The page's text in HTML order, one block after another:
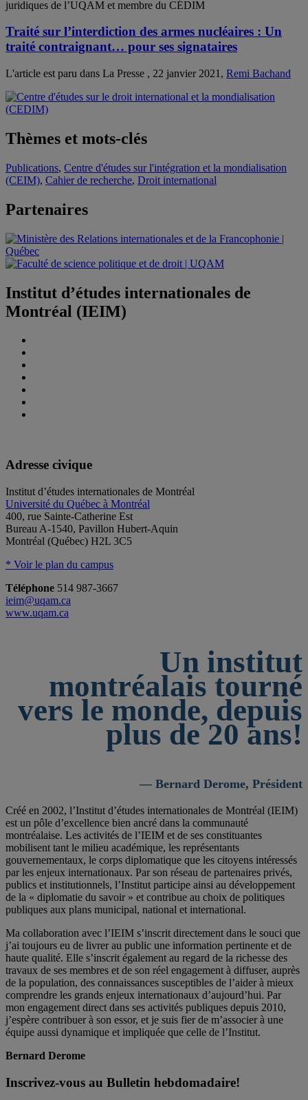
juridiques de l’UQAM et membre du CÉDIM
Traité sur l’interdiction des armes nucléaires : Un
traité contraignant… pour ses signataires
L'article est paru dans La Presse , 22 janvier 2021, Remi Bachand
Thèmes et mots-clés
Publications, Centre d'études sur l'intégration et la mondialisation
(CEIM), Cahier de recherche, Droit international
Partenaires
Institut d’études internationales de
Montréal (IEIM)
Adresse civique
Institut d’études internationales de Montréal
Université du Québec à Montréal
400, rue Sainte-Catherine Est
Bureau A-1540, Pavillon Hubert-Aquin
Montréal (Québec) H2L 3C5
* Voir le plan du campus
Téléphone 514 987-3667
ieim@uqam.ca
www.uqam.ca
Un institut
montréalais tourné
vers le monde, depuis
plus de 20 ans!
— Bernard Derome, Président
Créé en 2002, l’Institut d’études internationales de Montréal (IEIM)
est un pôle d’excellence bien ancré dans la communauté
montréalaise. Les activités de l’IEIM et de ses constituantes
mobilisent tant le milieu académique, les représentants
gouvernementaux, le corps diplomatique que les citoyens intéressés
par les enjeux internationaux. Par son réseau de partenaires privés,
publics et institutionnels, l’Institut participe ainsi au développement
de la « diplomatie du savoir » et contribue au choix de politiques
publiques aux plans municipal, national et international.
Ma collaboration avec l’IEIM s’inscrit directement dans le souci que
j’ai toujours eu de livrer au public une information pertinente et de
haute qualité. Elle s’inscrit également au regard de la richesse des
travaux de ses membres et de son réel engagement à diffuser, auprès
de la population, des connaissances susceptibles de l’aider à mieux
comprendre les grands enjeux internationaux d’aujourd’hui. Par
mon engagement direct dans ses activités publiques depuis 2010,
j’espère contribuer à son essor, et je suis fier de m’associer à une
équipe aussi dynamique et impliquée que celle de l’Institut.
Bernard Derome
Inscrivez-vous au Bulletin hebdomadaire!